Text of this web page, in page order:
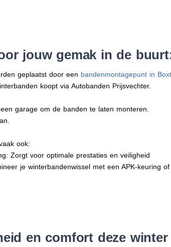
jouw gemak in de
geplaatst door een bandenmontagepunt in
koopt via Autobanden Prijsvechter.
garage om de banden te laten monteren.
ook:
Zorgt voor optimale prestaties en veiligheid
je winterbandenwissel met een APK-keuring
en comfort deze winter